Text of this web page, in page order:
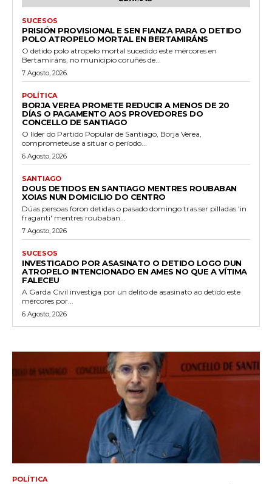
SUCESOS
PRISIÓN PROVISIONAL E SEN FIANZA PARA O DETIDO
POLO ATROPELO MORTAL EN BERTAMIRÁNS
O detido polo atropelo mortal sucedido este mércores en
Bertamiráns, no municipio coruñés de...
7 Agosto, 2026
POLÍTICA
BORJA VEREA PROMETE REDUCIR A MENOS DE 20
DÍAS O PAGAMENTO AOS PROVEDORES DO
CONCELLO DE SANTIAGO
O líder do Partido Popular de Santiago, Borja Verea,
comprometeuse a situar o período...
6 Agosto, 2026
SANTIAGO
DOUS DETIDOS EN SANTIAGO MENTRES ROUBABAN
XOIAS NUN DOMICILIO DO CENTRO
Dúas persoas foron detidas o pasado domingo tras ser pilladas 'in
fraganti' mentres roubaban...
7 Agosto, 2026
SUCESOS
INVESTIGADO POR ASASINATO O DETIDO LOGO DUN
ATROPELO INTENCIONADO EN AMES NO QUE A VÍTIMA
FALECEU
A Garda Civil investiga por un delito de asasinato ao detido este
mércores por...
6 Agosto, 2026
POLÍTICA